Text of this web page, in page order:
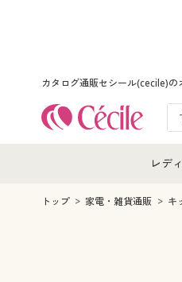
カタログ通販セシール(cecile)の
レデ
レデ
トップ 家電・雑貨通販 キ